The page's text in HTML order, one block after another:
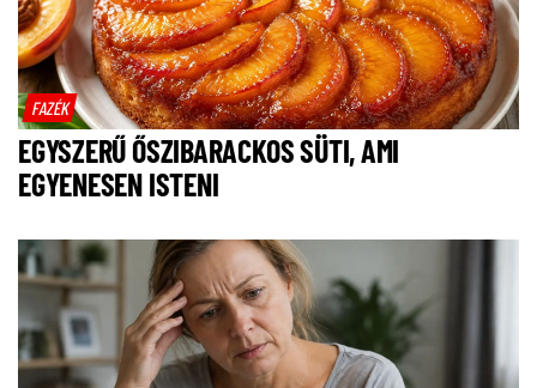
FAZÉK
EGYSZERŰ ŐSZIBARACKOS SÜTI, AMI
EGYENESEN ISTENI